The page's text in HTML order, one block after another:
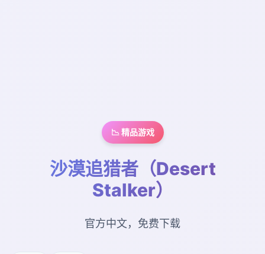
📉 精品游戏
沙漠追猎者（Desert
Stalker）
官方中文，免费下载